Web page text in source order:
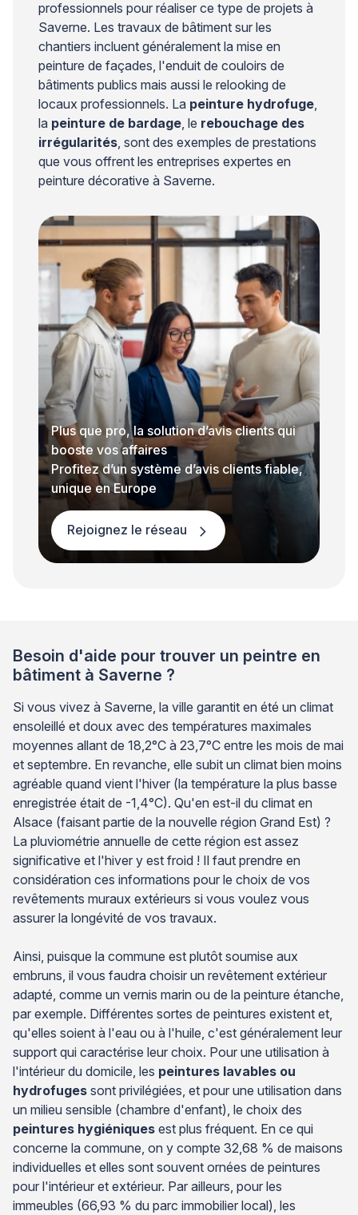
professionnels pour réaliser ce type de projets à
Saverne. Les travaux de bâtiment sur les
chantiers incluent généralement la mise en
peinture de façades, l'enduit de couloirs de
bâtiments publics mais aussi le relooking de
locaux professionnels. La peinture hydrofuge
la peinture de bardage , le rebouchage des
irrégularités , sont des exemples de prestations
que vous offrent les entreprises expertes en
peinture décorative à Saverne.
Plus que pro, la solution d’avis clients qui
booste vos affaires
Profitez d’un système d’avis clients fiable,
unique en Europe
Rejoignez le réseau
Besoin d'aide pour trouver un peintre en
bâtiment à Saverne ?
Si vous vivez à Saverne, la ville garantit en été un climat
ensoleillé et doux avec des températures maximales
moyennes allant de 18,2°C à 23,7°C entre les mois de mai
et septembre. En revanche, elle subit un climat bien moins
agréable quand vient l'hiver (la température la plus basse
enregistrée était de -1,4°C). Qu'en est-il du climat en
Alsace (faisant partie de la nouvelle région Grand Est) ?
La pluviométrie annuelle de cette région est assez
significative et l'hiver y est froid ! Il faut prendre en
considération ces informations pour le choix de vos
revêtements muraux extérieurs si vous voulez vous
assurer la longévité de vos travaux.
Ainsi, puisque la commune est plutôt soumise aux
embruns, il vous faudra choisir un revêtement extérieur
adapté, comme un vernis marin ou de la peinture étanche,
par exemple. Différentes sortes de peintures existent et,
qu'elles soient à l'eau ou à l'huile, c'est généralement leur
support qui caractérise leur choix. Pour une utilisation à
l'intérieur du domicile, les peintures lavables ou
hydrofuges sont privilégiées, et pour une utilisation dans
un milieu sensible (chambre d'enfant), le choix des
peintures hygiéniques est plus fréquent. En ce qui
concerne la commune, on y compte 32,68 % de maisons
individuelles et elles sont souvent ornées de peintures
pour l'intérieur et extérieur. Par ailleurs, pour les
immeubles (66,93 % du parc immobilier local), les